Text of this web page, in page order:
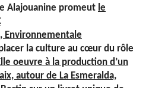
Alajouanine promeut le
Environnementale
la culture au cœur du rôle
oeuvre à la production d’un
autour de La Esmeralda,